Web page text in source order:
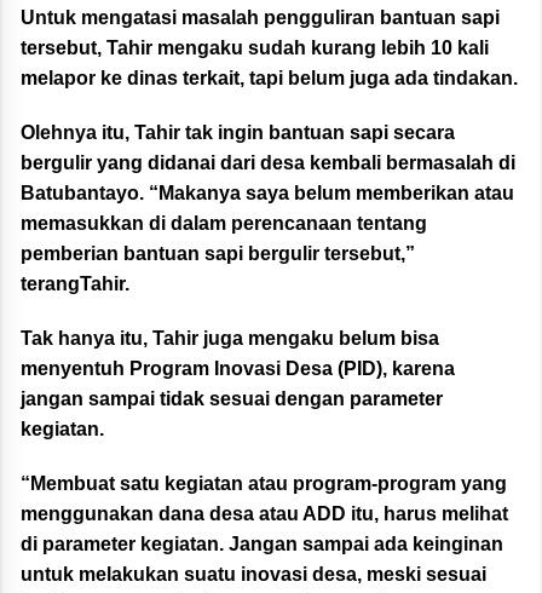
Untuk mengatasi masalah pengguliran bantuan sapi
tersebut, Tahir mengaku sudah kurang lebih 10 kali
melapor ke dinas terkait, tapi belum juga ada tindakan.
Olehnya itu, Tahir tak ingin bantuan sapi secara
bergulir yang didanai dari desa kembali bermasalah di
Batubantayo. “Makanya saya belum memberikan atau
memasukkan di dalam perencanaan tentang
pemberian bantuan sapi bergulir tersebut,”
terangTahir.
Tak hanya itu, Tahir juga mengaku belum bisa
menyentuh Program Inovasi Desa (PID), karena
jangan sampai tidak sesuai dengan parameter
kegiatan.
“Membuat satu kegiatan atau program-program yang
menggunakan dana desa atau ADD itu, harus melihat
di parameter kegiatan. Jangan sampai ada keinginan
untuk melakukan suatu inovasi desa, meski sesuai